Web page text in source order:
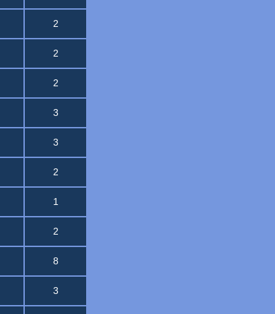
2
2
2
3
3
2
1
2
8
3